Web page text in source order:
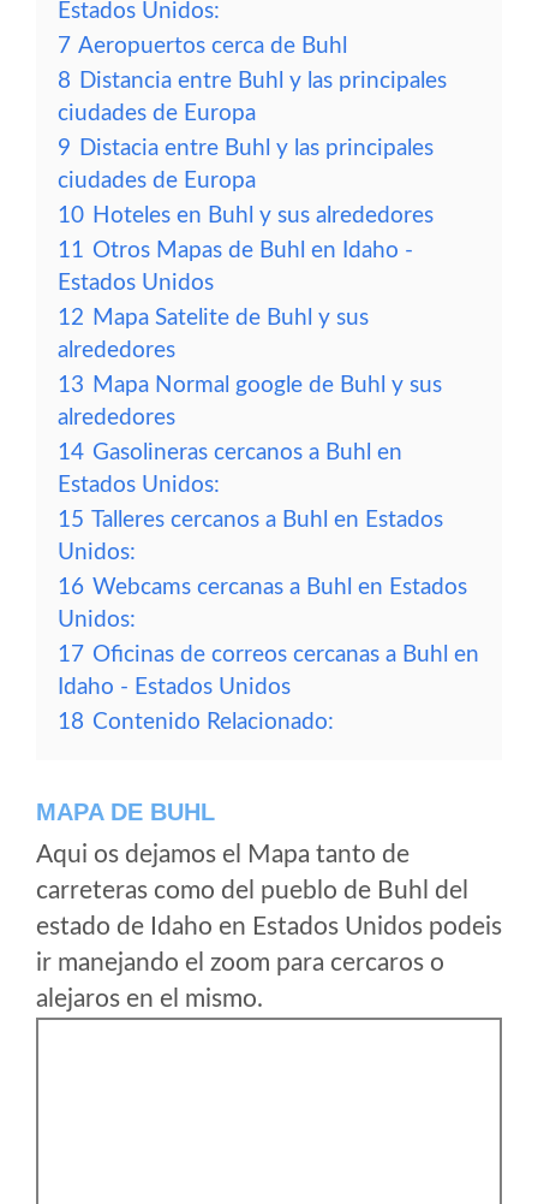
Estados Unidos:
7 Aeropuertos cerca de Buhl
8 Distancia entre Buhl y las principales
ciudades de Europa
9 Distacia entre Buhl y las principales
ciudades de Europa
10 Hoteles en Buhl y sus alrededores
11 Otros Mapas de Buhl en Idaho -
Estados Unidos
12 Mapa Satelite de Buhl y sus
alrededores
13 Mapa Normal google de Buhl y sus
alrededores
14 Gasolineras cercanos a Buhl en
Estados Unidos:
15 Talleres cercanos a Buhl en Estados
Unidos:
16 Webcams cercanas a Buhl en Estados
Unidos:
17 Oficinas de correos cercanas a Buhl en
Idaho - Estados Unidos
18 Contenido Relacionado:
MAPA DE BUHL
Aqui os dejamos el Mapa tanto de
carreteras como del pueblo de Buhl del
estado de Idaho en Estados Unidos podeis
ir manejando el zoom para cercaros o
alejaros en el mismo.